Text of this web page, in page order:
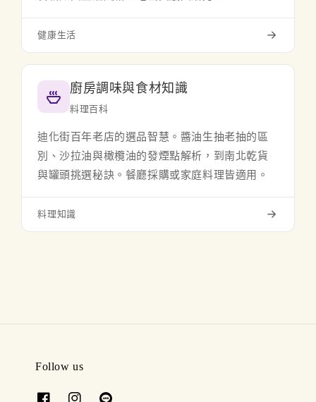
健康生活
廚房調味與食材知識
料理百科
迪化街百年老店的選品智慧。醬油生抽老抽的區
別、沙拉油與橄欖油的發煙點解析，到南北乾貨
與罐頭挑選秘訣。餐廳採購或家庭料理皆適用。
料理知識
Follow us